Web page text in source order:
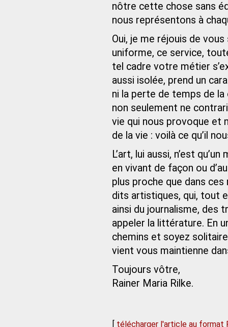
nôtre cette chose sans
nous représentons à
Oui, je me réjouis de
uniforme, ce service,
tel cadre votre métier
aussi isolée, prend un
ni la perte de temps de la
non seulement ne
vie qui nous provoque et
de la vie : voilà ce qu’il
L’art, lui aussi, n’est
en vivant de façon ou
plus proche que dans
dits artistiques, qui, tout
ainsi du journalisme, des
appeler la littérature. En
chemins et soyez
vient vous maintienne
Toujours vôtre,
Rainer Maria Rilke.
[ télécharger l'article au format